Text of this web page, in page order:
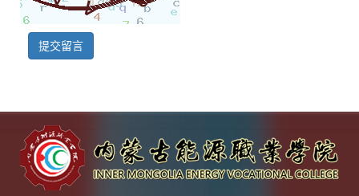
提交留言